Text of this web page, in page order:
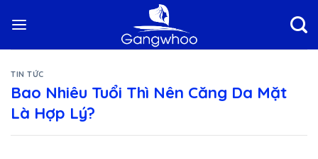
TIN TỨC
Bao Nhiêu Tuổi Thì Nên Căng Da Mặt
Là Hợp Lý?